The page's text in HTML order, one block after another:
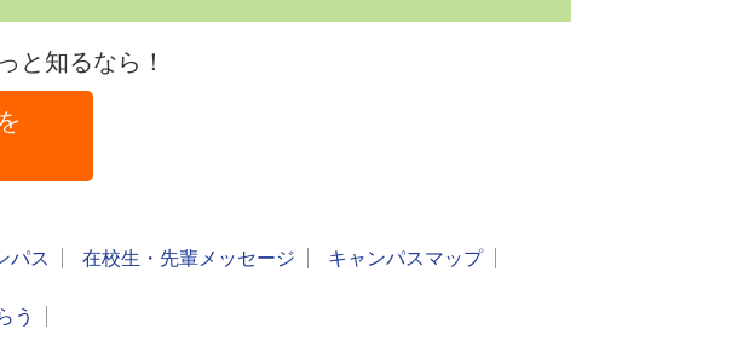
と知るなら！
パス 在校生・先輩メッセージ キャンパスマップ
う